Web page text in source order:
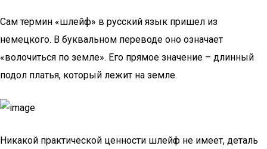
Сам термин «шлейф» в русский язык пришел из
немецкого. В буквальном переводе оно означает
«волочиться по земле». Его прямое значение – длинный
подол платья, который лежит на земле.
Никакой практической ценности шлейф не имеет, деталь